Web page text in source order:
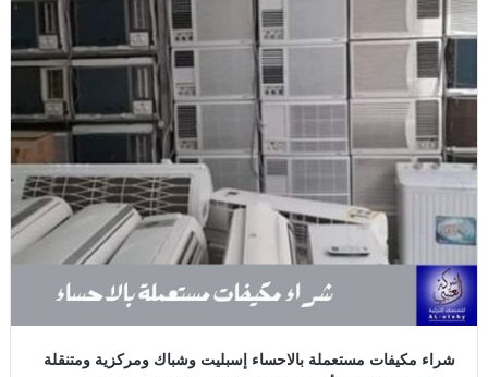
شراء مكيفات مستعملة بالاحساء إسبليت وشباك ومركزية ومتنقلة